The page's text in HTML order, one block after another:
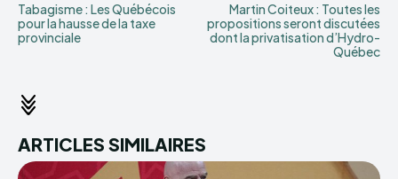
Tabagisme : Les Québécois
pour la hausse de la taxe
provinciale
Martin Coiteux : Toutes les
propositions seront discutées
dont la privatisation d’Hydro-
Québec
ARTICLES SIMILAIRES